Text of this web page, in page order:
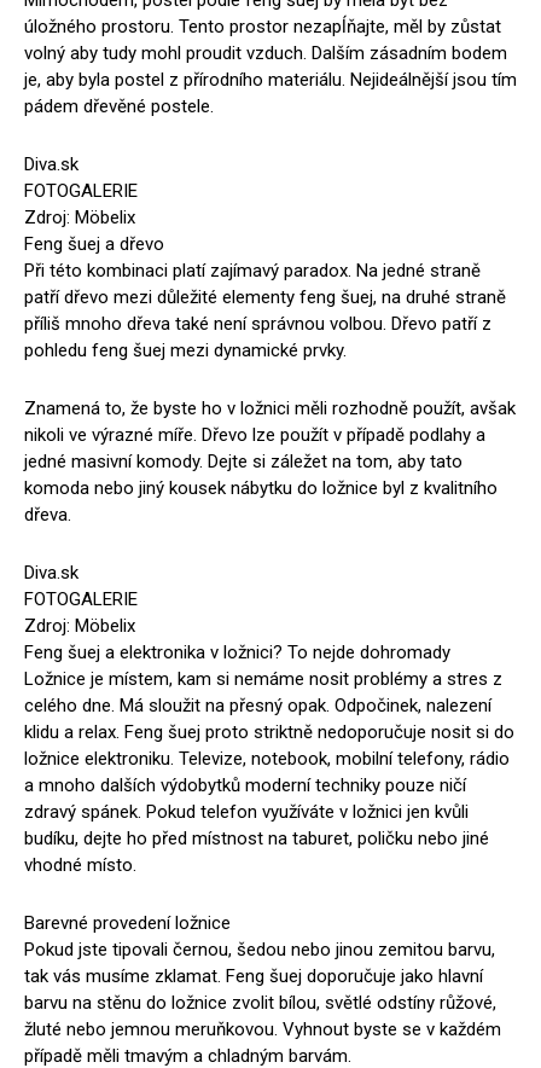
úložného prostoru. Tento prostor nezapĺňajte, měl by zůstat
volný aby tudy mohl proudit vzduch. Dalším zásadním bodem
je, aby byla postel z přírodního materiálu. Nejideálnější jsou tím
pádem dřevěné postele.
Diva.sk
FOTOGALERIE
Zdroj: Möbelix
Feng šuej a dřevo
Při této kombinaci platí zajímavý paradox. Na jedné straně
patří dřevo mezi důležité elementy feng šuej, na druhé straně
příliš mnoho dřeva také není správnou volbou. Dřevo patří z
pohledu feng šuej mezi dynamické prvky.
Znamená to, že byste ho v ložnici měli rozhodně použít, avšak
nikoli ve výrazné míře. Dřevo lze použít v případě podlahy a
jedné masivní komody. Dejte si záležet na tom, aby tato
komoda nebo jiný kousek nábytku do ložnice byl z kvalitního
dřeva.
Diva.sk
FOTOGALERIE
Zdroj: Möbelix
Feng šuej a elektronika v ložnici? To nejde dohromady
Ložnice je místem, kam si nemáme nosit problémy a stres z
celého dne. Má sloužit na přesný opak. Odpočinek, nalezení
klidu a relax. Feng šuej proto striktně nedoporučuje nosit si do
ložnice elektroniku. Televize, notebook, mobilní telefony, rádio
a mnoho dalších výdobytků moderní techniky pouze ničí
zdravý spánek. Pokud telefon využíváte v ložnici jen kvůli
budíku, dejte ho před místnost na taburet, poličku nebo jiné
vhodné místo.
Barevné provedení ložnice
Pokud jste tipovali černou, šedou nebo jinou zemitou barvu,
tak vás musíme zklamat. Feng šuej doporučuje jako hlavní
barvu na stěnu do ložnice zvolit bílou, světlé odstíny růžové,
žluté nebo jemnou meruňkovou. Vyhnout byste se v každém
případě měli tmavým a chladným barvám.